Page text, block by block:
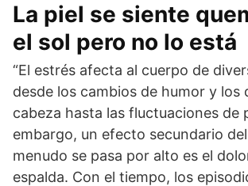
La piel se siente
el sol pero no lo está
“El estrés afecta al cuerpo de
desde los cambios de humor y los
cabeza hasta las fluctuaciones de
embargo, un efecto secundario
menudo se pasa por alto es el
espalda. Con el tiempo, los